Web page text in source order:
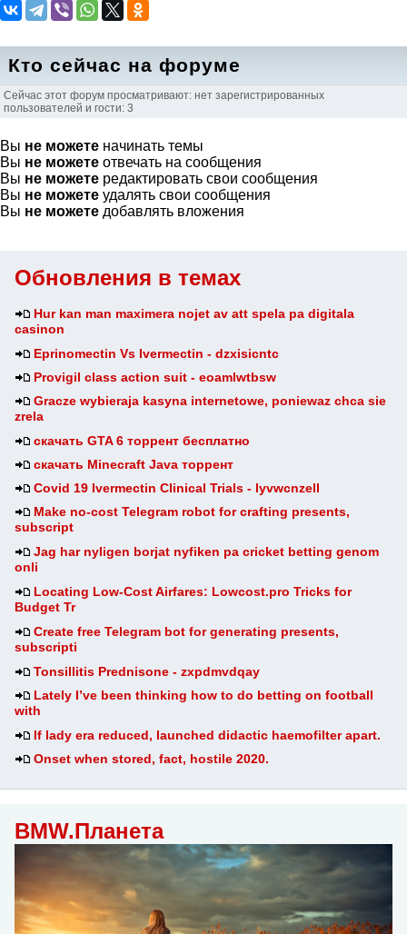
Обновления в темах
Hur kan man maximera nojet av att spela pa digitala
casinon
Eprinomectin Vs Ivermectin - dzxisicntc
Provigil class action suit - eoamlwtbsw
Gracze wybieraja kasyna internetowe, poniewaz chca sie
zrela
скачать GTA 6 торрент бесплатно
скачать Minecraft Java торрент
Covid 19 Ivermectin Clinical Trials - lyvwcnzell
Make no-cost Telegram robot for crafting presents,
subscript
Jag har nyligen borjat nyfiken pa cricket betting genom
onli
Locating Low-Cost Airfares: Lowcost.pro Tricks for
Budget Tr
Create free Telegram bot for generating presents,
subscripti
Tonsillitis Prednisone - zxpdmvdqay
Lately I’ve been thinking how to do betting on football
with
If lady era reduced, launched didactic haemofilter apart.
Onset when stored, fact, hostile 2020.
BMW.Планета
Кто сейчас на форуме
Сейчас этот форум просматривают: нет зарегистрированных
пользователей и гости: 3
Вы не можете начинать темы
Вы не можете отвечать на сообщения
Вы не можете редактировать свои сообщения
Вы не можете удалять свои сообщения
Вы не можете добавлять вложения